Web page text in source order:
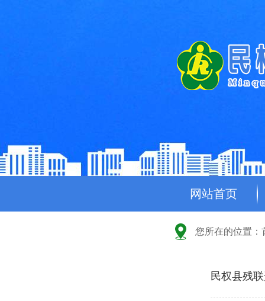
网站首页
您所在的位置：
民权县残